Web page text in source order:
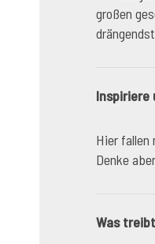
großen
Inspiriere
Hier fallen
Denke
Was